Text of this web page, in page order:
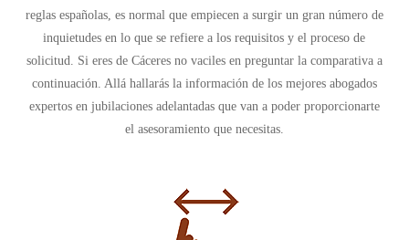
reglas españolas, es normal que empiecen a surgir un gran número de
inquietudes en lo que se refiere a los requisitos y el proceso de
solicitud. Si eres de Cáceres no vaciles en preguntar la comparativa a
continuación. Allá hallarás la información de los mejores abogados
expertos en jubilaciones adelantadas que van a poder proporcionarte
el asesoramiento que necesitas.